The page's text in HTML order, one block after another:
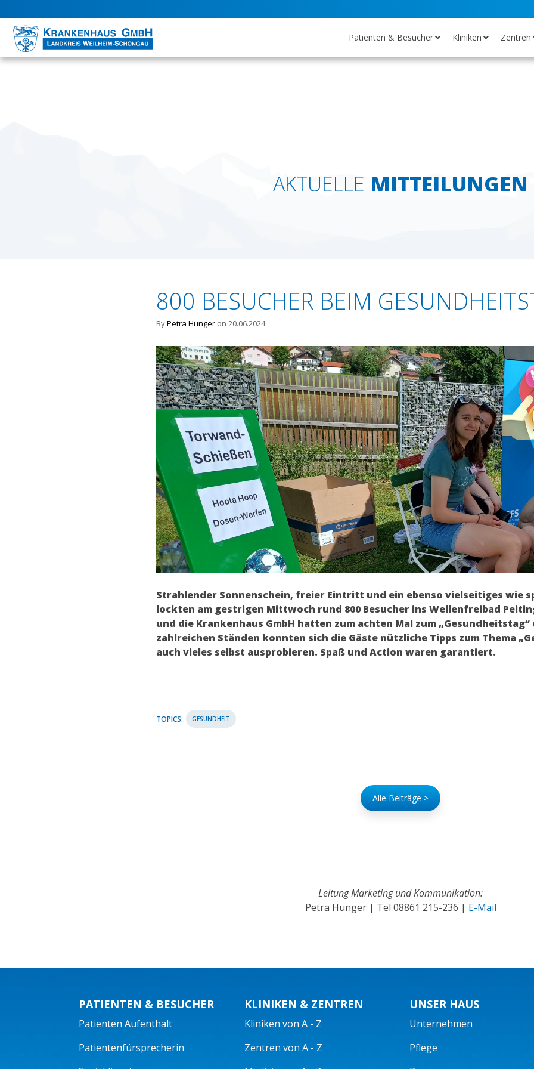
Patienten & Besucher Kliniken Zentren
AKTUELLE MITTEILUNGEN
800 BESUCHER BEIM
ByPetra Hunger on 20.06.2024
Strahlender Sonnenschein, freier Eintritt und ein ebenso vielseitiges wie
lockten am gestrigen Mittwoch rund 800 Besucher ins Wellenfreibad
und die Krankenhaus GmbH hatten zum achten Mal zum „Gesundheitstag“
zahlreichen Ständen konnten sich die Gäste nützliche Tipps zum Thema
auch vieles selbst ausprobieren. Spaß und Action waren garantiert.
TOPICS: GESUNDHEIT
Alle Beiträge >
Leitung Marketing und Kommunikation:
Petra Hunger | Tel 08861 215-236 | E-Mail
PATIENTEN & BESUCHER
Patienten Aufenthalt
Patientenfürsprecherin
KLINIKEN & ZENTREN
Kliniken von A - Z
Zentren von A - Z
UNSER HAUS
Unternehmen
Pflege